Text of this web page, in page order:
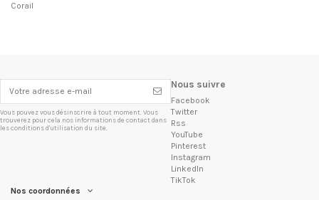
Corail
Vous pouvez vous désinscrire à tout moment. Vous
trouverez pour cela nos informations de contact dans
les conditions d'utilisation du site.
Nous suivre
Facebook
Twitter
Rss
YouTube
Pinterest
Instagram
LinkedIn
TikTok
Nos coordonnées